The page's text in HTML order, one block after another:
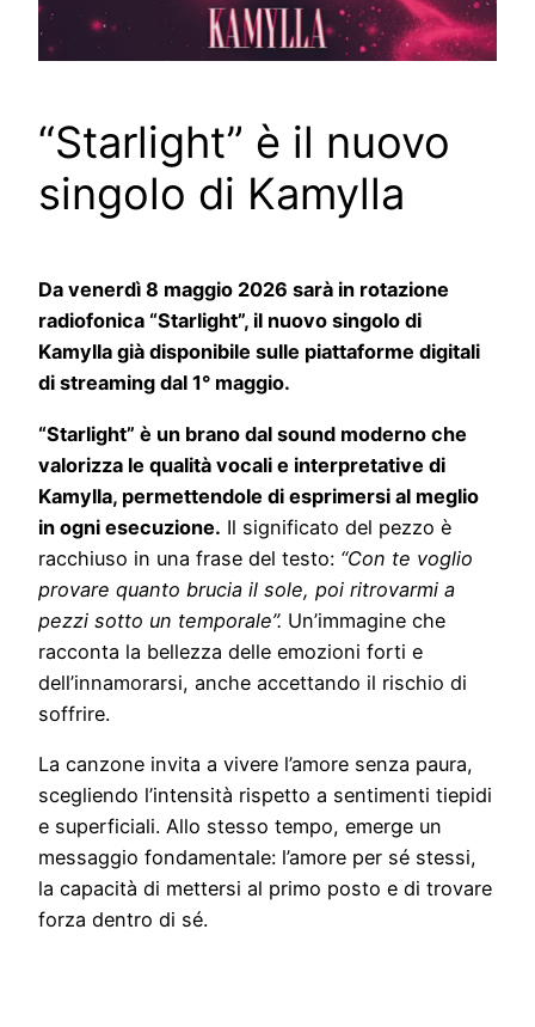
“Starlight” è il nuovo
singolo di Kamylla
Da venerdì 8 maggio 2026 sarà in rotazione
radiofonica “Starlight”, il nuovo singolo di
Kamylla già disponibile sulle piattaforme digitali
di streaming dal 1° maggio.
“Starlight” è un brano dal sound moderno che
valorizza le qualità vocali e interpretative di
Kamylla, permettendole di esprimersi al meglio
in ogni esecuzione. Il significato del pezzo è
racchiuso in una frase del testo: “Con te voglio
provare quanto brucia il sole, poi ritrovarmi a
pezzi sotto un temporale”. Un’immagine che
racconta la bellezza delle emozioni forti e
dell’innamorarsi, anche accettando il rischio di
soffrire.
La canzone invita a vivere l’amore senza paura,
scegliendo l’intensità rispetto a sentimenti tiepidi
e superficiali. Allo stesso tempo, emerge un
messaggio fondamentale: l’amore per sé stessi,
la capacità di mettersi al primo posto e di trovare
forza dentro di sé.